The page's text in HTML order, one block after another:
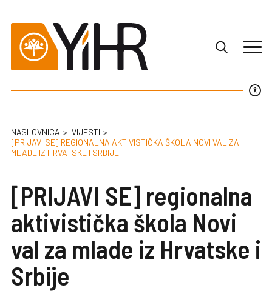
NASLOVNICA
VIJESTI
[PRIJAVI SE] REGIONALNA AKTIVISTIČKA ŠKOLA NOVI VAL ZA
MLADE IZ HRVATSKE I SRBIJE
[PRIJAVI SE] regionalna
aktivistička škola Novi
val za mlade iz Hrvatske i
Srbije